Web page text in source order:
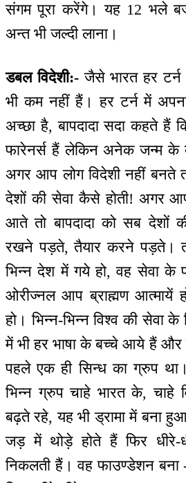
संगम पूरा करेंगे। यह 12 भले
अन्त भी जल्दी लाना।
डबल विदेशी:-जैसे भारत हर
भी कम नहीं हैं। हर टर्न में
अच्छा है, बापदादा सदा कहते हैं
फारेनर्स हैं लेकिन अनेक जन्म के
अगर आप लोग विदेशी नहीं बनते
देशों की सेवा कैसे होती! अगर
आते तो बापदादा को सब देशों
रखने पड़ते, तैयार करने पड़ते।
भिन्न देश में गये हो, वह सेवा के
ओरीज्नल आप ब्राह्मण आत्मायें
हो। भिन्न-भिन्न विश्व की सेवा
में भी हर भाषा के बच्चे आये हैं और
पहले एक ही सिन्ध का ग्रुप था।
भिन्न ग्रुप चाहे भारत के,
बढ़ते रहे, यह भी ड्रामा में बना
जड़ में थोड़े होते हैं फिर धीरे-
निकलती हैं। वह फाउण्डेशन बना -